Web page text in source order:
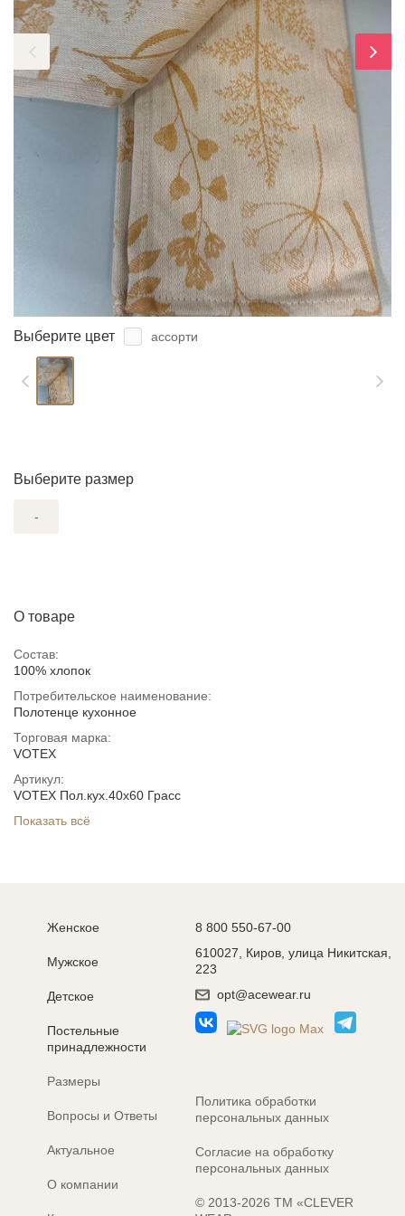
Выберите цвет ассорти
Выберите размер
-
О товаре
Состав:
100% хлопок
Потребительское наименование:
Полотенце кухонное
Торговая марка:
VOTEX
Артикул:
VOTEX Пол.кух.40х60 Грасс
Показать всё
Женское
Мужское
Детское
Постельные
принадлежности
Размеры
Вопросы и Ответы
Актуальное
О компании
8 800 550-67-00
610027, Киров, улица Никитская,
223
opt@acewear.ru
Политика обработки
персональных данных
Согласие на обработку
персональных данных
© 2013-2026 ТМ «CLEVER